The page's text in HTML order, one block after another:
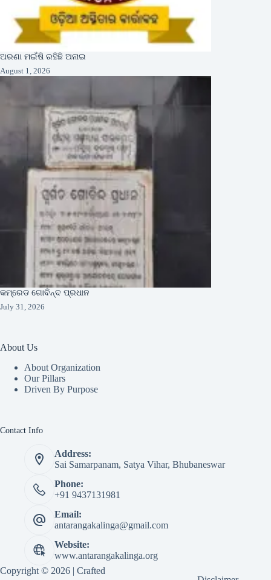
ଅରଣା ମଇଁଷି ରହିଛି ଅନାଇ
August 1, 2026
କମ୍ରେଡ ଗୋବିନ୍ଦ ପ୍ରଧାନ
July 31, 2026
About Us
About Organization
Our Pillars
Driven By Purpose​
Contact Info
Address:
Sai Samarpanam, Satya Vihar, Bhubaneswar
Phone:
+91 9437131981
Email:
antarangakalinga@gmail.com
Website:
www.antarangakalinga.org
Copyright © 2026 | Crafted